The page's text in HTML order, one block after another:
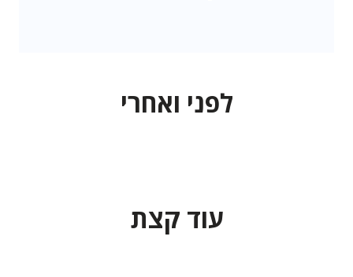
לפני ואחרי
עוד קצת